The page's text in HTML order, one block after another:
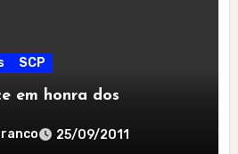
SCP
em honra dos
25/09/2011